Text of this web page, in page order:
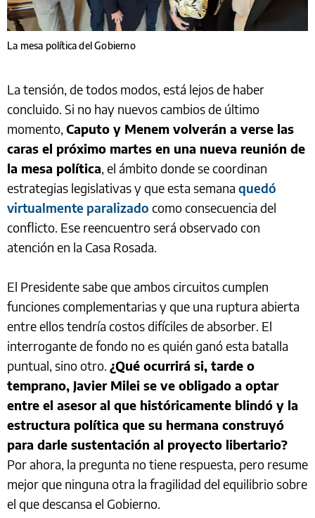
La mesa política del Gobierno
La tensión, de todos modos, está lejos de haber
concluido. Si no hay nuevos cambios de último
momento, Caputo y Menem volverán a verse las
caras el próximo martes en una nueva reunión de
la mesa política , el ámbito donde se coordinan
estrategias legislativas y que esta semana quedó
virtualmente paralizado como consecuencia del
conflicto. Ese reencuentro será observado con
atención en la Casa Rosada.
El Presidente sabe que ambos circuitos cumplen
funciones complementarias y que una ruptura abierta
entre ellos tendría costos difíciles de absorber. El
interrogante de fondo no es quién ganó esta batalla
puntual, sino otro. ¿Qué ocurrirá si, tarde o
temprano, Javier Milei se ve obligado a optar
entre el asesor al que históricamente blindó y la
estructura política que su hermana construyó
para darle sustentación al proyecto libertario?
Por ahora, la pregunta no tiene respuesta, pero resume
mejor que ninguna otra la fragilidad del equilibrio sobre
el que descansa el Gobierno.